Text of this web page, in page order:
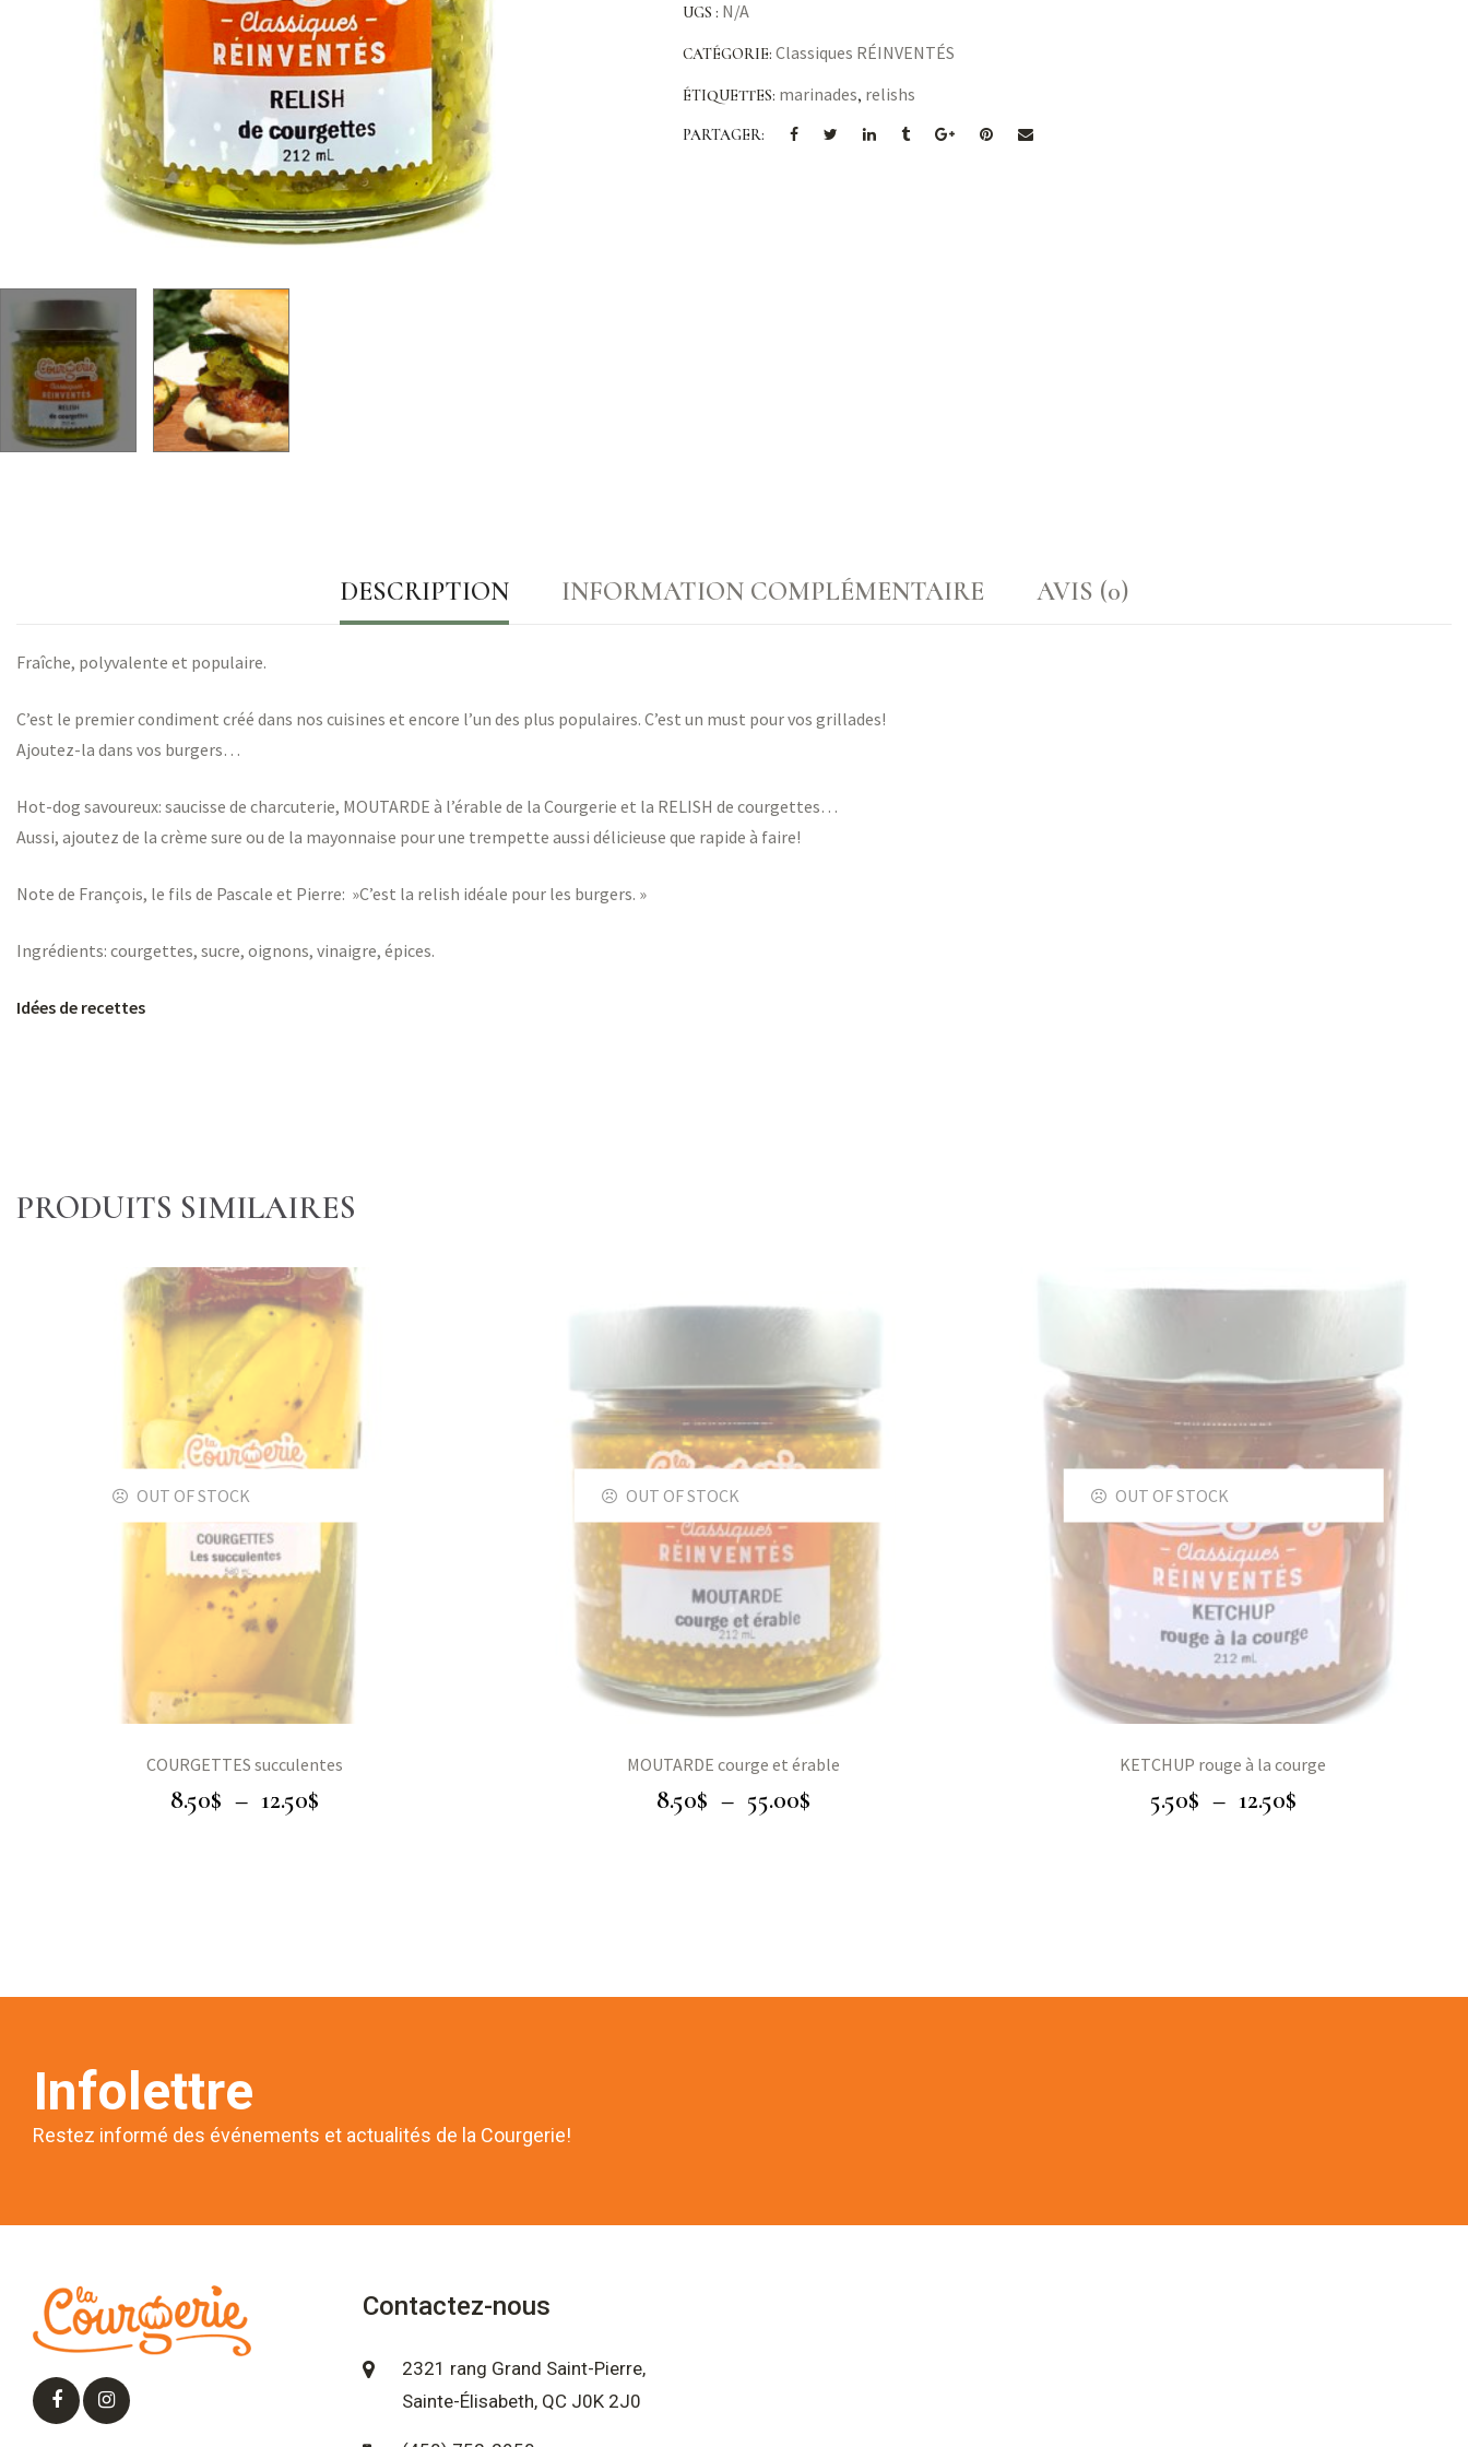
UGS : N/A
CATÉGORIE:Classiques RÉINVENTÉS
ÉTIQUETTES: marinades, relishs
PARTAGER:
DESCRIPTION INFORMATION COMPLÉMENTAIRE AVIS (0)
Fraîche, polyvalente et populaire.
C’est le premier condiment créé dans nos cuisines et encore l’un des plus populaires. C’est un must pour vos grillades!
Ajoutez-la dans vos burgers…
Hot-dog savoureux: saucisse de charcuterie, MOUTARDE à l’érable de la Courgerie et la RELISH de courgettes…
Aussi, ajoutez de la crème sure ou de la mayonnaise pour une trempette aussi délicieuse que rapide à faire!
Note de François, le fils de Pascale et Pierre: »C’est la relish idéale pour les burgers. »
Ingrédients: courgettes, sucre, oignons, vinaigre, épices.
Idées de recettes
PRODUITS SIMILAIRES
OUT OF STOCK
COURGETTES succulentes
8.50$ – 12.50$
OUT OF STOCK
MOUTARDE courge et érable
8.50$ – 55.00$
OUT OF STOCK
KETCHUP rouge à la courge
5.50$ – 12.50$
Infolettre
Restez informé des événements et actualités de la Courgerie!
Contactez-nous
2321 rang Grand Saint-Pierre,
Sainte-Élisabeth, QC J0K 2J0